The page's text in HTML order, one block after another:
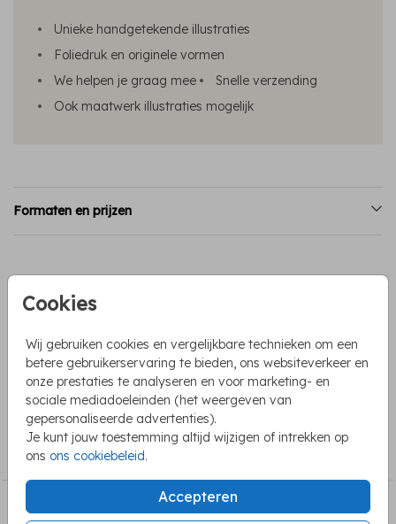
Cookies
Wij gebruiken cookies en vergelijkbare technieken om een
betere gebruikerservaring te bieden, ons websiteverkeer en
onze prestaties te analyseren en voor marketing- en
sociale mediadoeleinden (het weergeven van
gepersonaliseerde advertenties).
Je kunt jouw toestemming altijd wijzigen of intrekken op
ons ons cookiebeleid.
Accepteren
Unieke handgetekende illustraties
Foliedruk en originele vormen
We helpen je graag mee
Snelle verzending
Ook maatwerk illustraties mogelijk
Formaten en prijzen
PRODUCTINFORMATIE
Staande trouwkaart in een rustig design. De initialen staan
voorop de kaart en een roestbruin takje tussen lijntjes. Deze
kaart is helemaal zelf aan te passen in kleur.
COLLECTIE
Alle trouwkaarten
BEKIJK OOK